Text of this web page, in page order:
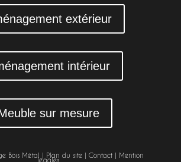
extérieur
intérieur
sur mesure
Bois Métal | Plan du site| Contact| Mention
légales